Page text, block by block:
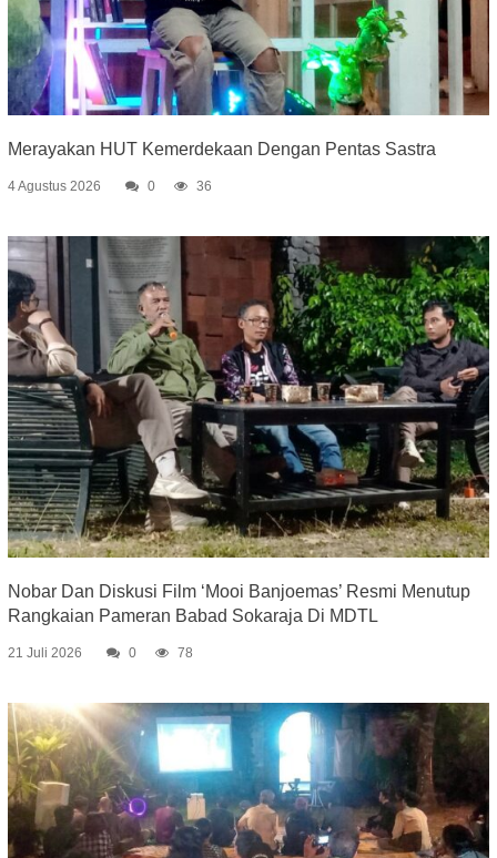
Merayakan HUT Kemerdekaan Dengan Pentas Sastra
4 Agustus 2026 0 36
Nobar Dan Diskusi Film ‘Mooi Banjoemas’ Resmi Menutup
Rangkaian Pameran Babad Sokaraja Di MDTL
21 Juli 2026 0 78